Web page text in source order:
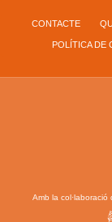
CONTACTE
POLÍTICA DE
Amb la col·laboració